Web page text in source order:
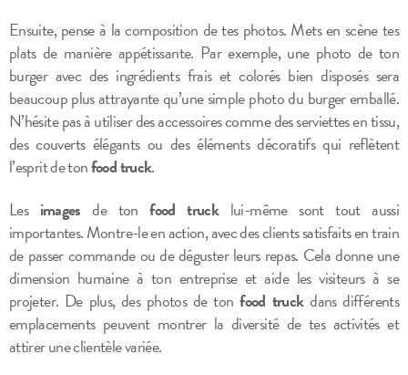
Ensuite, pense à la composition de tes photos. Mets en scène tes
plats de manière appétissante. Par exemple, une photo de ton
burger avec des ingrédients frais et colorés bien disposés sera
beaucoup plus attrayante qu’une simple photo du burger emballé.
N’hésite pas à utiliser des accessoires comme des serviettes en tissu,
des couverts élégants ou des éléments décoratifs qui reflètent
l’esprit de tonfood truck.
Les images de tonfood trucklui-même sont tout aussi
importantes. Montre-le en action, avec des clients satisfaits en train
de passer commande ou de déguster leurs repas. Cela donne une
dimension humaine à ton entreprise et aide les visiteurs à se
projeter. De plus, des photos de tonfood truckdans différents
emplacements peuvent montrer la diversité de tes activités et
attirer une clientèle variée.